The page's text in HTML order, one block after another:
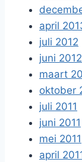
april
juli 2012
juni 2012
maart
oktober
juli 2011
juni 2011
mei 2011
april